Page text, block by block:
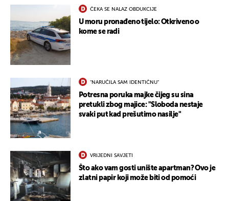
ČEKA SE NALAZ OBDUKCIJE
U moru pronađeno tijelo: Otkriveno o
kome se radi
"NARUČILA SAM IDENTIČNU"
Potresna poruka majke čijeg su sina
pretukli zbog majice: "Sloboda nestaje
svaki put kad prešutimo nasilje"
VRIJEDNI SAVJETI
Što ako vam gosti unište apartman? Ovo je
zlatni papir koji može biti od pomoći
UKLJUČITE NOTIFIKACIJE